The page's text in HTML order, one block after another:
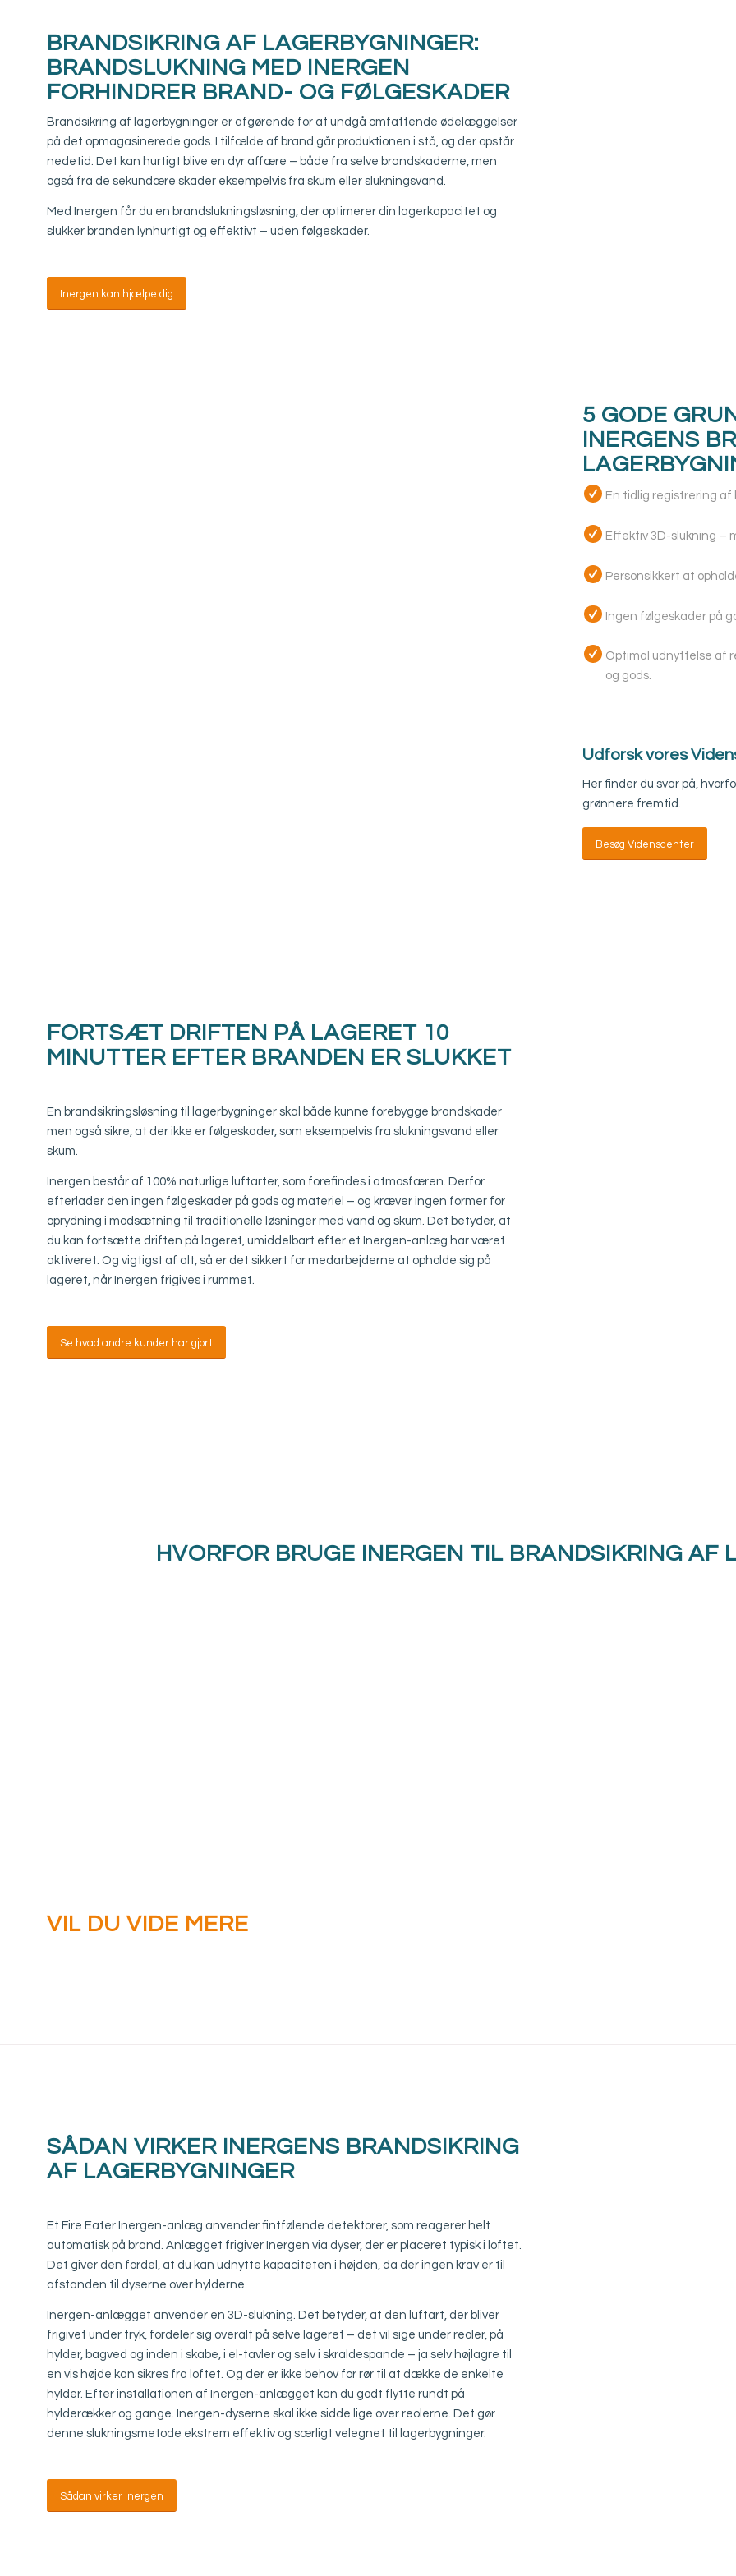
BRANDSIKRING AF LAGERBYGNINGER:
BRANDSLUKNING MED INERGEN
FORHINDRER BRAND- OG FØLGESKADER
Brandsikring af lagerbygninger er afgørende for at undgå omfattende ødelæggelser
på det opmagasinerede gods. I tilfælde af brand går produktionen i stå, og der opstår
nedetid. Det kan hurtigt blive en dyr affære – både fra selve brandskaderne, men
også fra de sekundære skader eksempelvis fra skum eller slukningsvand.
Med Inergen får du en brandslukningsløsning, der optimerer din lagerkapacitet og
slukker branden lynhurtigt og effektivt – uden følgeskader.
Inergen kan hjælpe dig
5 GODE
INERGENS
En tidlig registrering af
Effektiv 3D-slukning –
Personsikkert at
Ingen følgeskader på
Optimal udnyttelse af
og gods.
Udforsk vores
Her finder du svar på,
grønnere fremtid.
Besøg Videnscenter
FORTSÆT DRIFTEN PÅ LAGERET 10
MINUTTER EFTER BRANDEN ER SLUKKET
En brandsikringsløsning til lagerbygninger skal både kunne forebygge brandskader
men også sikre, at der ikke er følgeskader, som eksempelvis fra slukningsvand eller
skum.
Inergen består af 100% naturlige luftarter, som forefindes i atmosfæren. Derfor
efterlader den ingen følgeskader på gods og materiel – og kræver ingen former for
oprydning i modsætning til traditionelle løsninger med vand og skum. Det betyder, at
du kan fortsætte driften på lageret, umiddelbart efter et Inergen-anlæg har været
aktiveret. Og vigtigst af alt, så er det sikkert for medarbejderne at opholde sig på
lageret, når Inergen frigives i rummet.
Se hvad andre kunder har gjort
HVORFOR BRUGE INERGEN TIL BRANDSIKRING AF
VIL DU VIDE MERE
SÅDAN VIRKER INERGENS BRANDSIKRING
AF LAGERBYGNINGER
Et Fire Eater Inergen-anlæg anvender fintfølende detektorer, som reagerer helt
automatisk på brand. Anlægget frigiver Inergen via dyser, der er placeret typisk i loftet.
Det giver den fordel, at du kan udnytte kapaciteten i højden, da der ingen krav er til
afstanden til dyserne over hylderne.
Inergen-anlægget anvender en 3D-slukning. Det betyder, at den luftart, der bliver
frigivet under tryk, fordeler sig overalt på selve lageret – det vil sige under reoler, på
hylder, bagved og inden i skabe, i el-tavler og selv i skraldespande – ja selv højlagre til
en vis højde kan sikres fra loftet. Og der er ikke behov for rør til at dække de enkelte
hylder. Efter installationen af Inergen-anlægget kan du godt flytte rundt på
hylderækker og gange. Inergen-dyserne skal ikke sidde lige over reolerne. Det gør
denne slukningsmetode ekstrem effektiv og særligt velegnet til lagerbygninger.
Sådan virker Inergen